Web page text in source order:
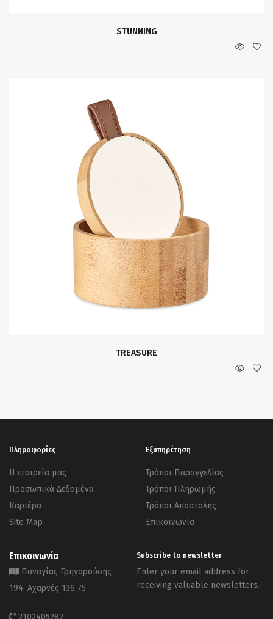
STUNNING
TREASURE
Πληροφορίες
Η εταιρεία μας
Προσωπικά Δεδομένα
Καριέρα
Site Map
Εξυπηρέτηση
Τρόποι Παραγγελίας
Τρόποι Πληρωμής
Τρόποι Αποστολής
Επικοινωνία
Επικοινωνία
Παναγίας Γρηγορούσης
194, Αχαρνές 136 75
Subscribe to newsletter
Enter your email address for
receiving valuable newsletters.